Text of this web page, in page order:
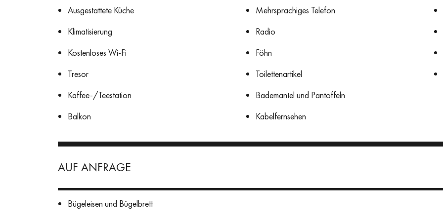
Ausgestattete Küche
Klimatisierung
Kostenloses Wi-Fi
Tresor
Kaffee-/Teestation
Balkon
Mehrsprachiges Telefon
Radio
Föhn
Toilettenartikel
Bademantel und Pantoffeln
Kabelfernsehen
AUF ANFRAGE
Bügeleisen und Bügelbrett